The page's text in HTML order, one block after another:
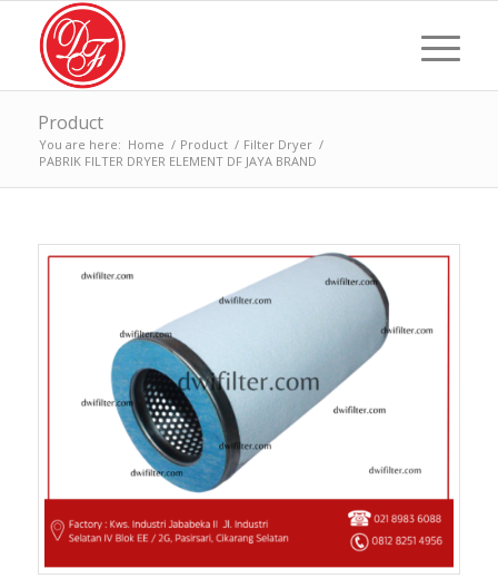
Product
You are here: Home / Product / Filter Dryer /
PABRIK FILTER DRYER ELEMENT DF JAYA BRAND